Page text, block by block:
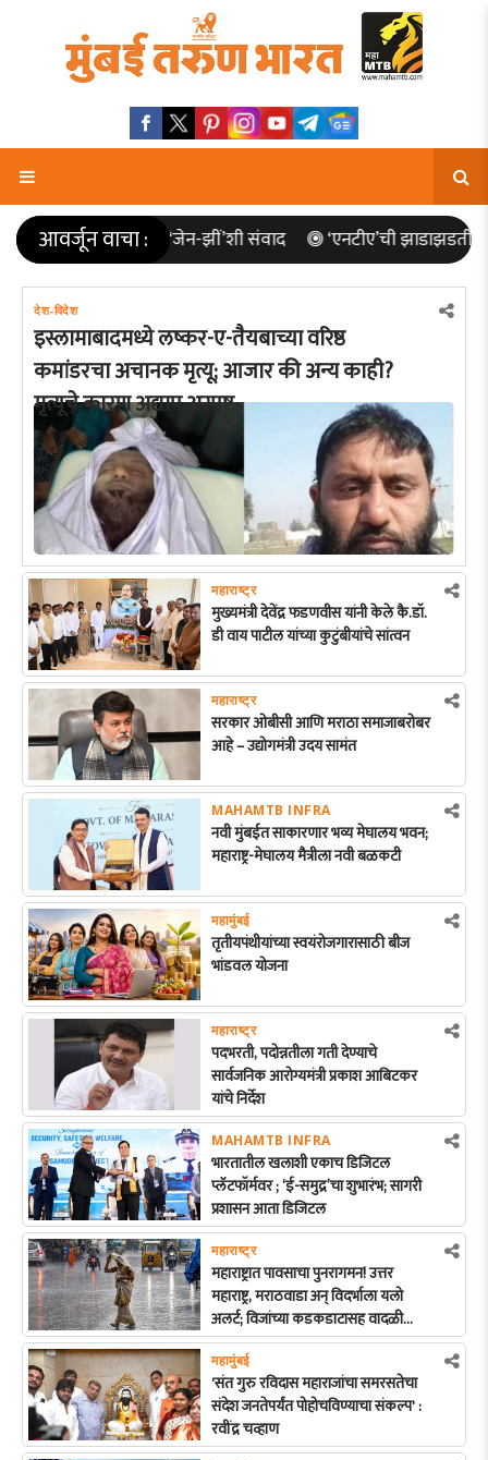
आवर्जून वाचा :
‘जेन-झीं’शी संवाद ‘एनटीए’ची झाडाझडती आणि
देश-विदेश
इस्लामाबादमध्ये लष्कर-ए-तैयबाच्या वरिष्ठ
कमांडरचा अचानक मृत्यू; आजार की अन्य काही?
मृत्यूचे कारण अद्याप अस्पष्ट
महाराष्ट्र
मुख्यमंत्री देवेंद्र फडणवीस यांनी केले कै.डॉ.
डी वाय पाटील यांच्या कुटुंबीयांचे सांत्वन
महाराष्ट्र
सरकार ओबीसी आणि मराठा समाजाबरोबर
आहे – उद्योगमंत्री उदय सामंत
MAHAMTB INFRA
नवी मुंबईत साकारणार भव्य मेघालय भवन;
महाराष्ट्र-मेघालय मैत्रीला नवी बळकटी
महामुंबई
तृतीयपंथीयांच्या स्वयंरोजगारासाठी बीज
भांडवल योजना
महाराष्ट्र
पदभरती, पदोन्नतीला गती देण्याचे
सार्वजनिक आरोग्यमंत्री प्रकाश आबिटकर
यांचे निर्देश
MAHAMTB INFRA
भारतातील खलाशी एकाच डिजिटल
प्लॅटफॉर्मवर ; ‘ई-समुद्र’चा शुभारंभ; सागरी
प्रशासन आता डिजिटल
महाराष्ट्र
महाराष्ट्रात पावसाचा पुनरागमन! उत्तर
महाराष्ट्र, मराठवाडा अन् विदर्भाला यलो
अलर्ट; विजांच्या कडकडाटासह वादळी
पावसाची शक्यता
महामुंबई
'संत गुरु रविदास महाराजांचा समरसतेचा
संदेश जनतेपर्यंत पोहोचविण्याचा संकल्प' :
रवींद्र चव्हाण